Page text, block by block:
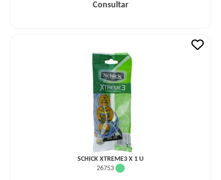
Consultar
SCHICK XTREME3 X 1 U
26753